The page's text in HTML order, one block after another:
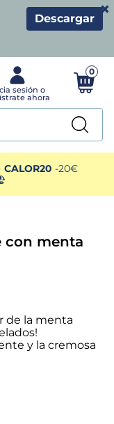
Descargar
×
0
CALOR20 -20€
con menta
de la menta
y la cremosa